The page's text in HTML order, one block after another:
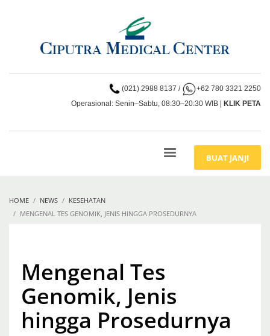
(021) 2988 8137 /
+62 780 3321 2250
Operasional: Senin–Sabtu, 08:30–20:30 WIB | KLIK PETA
BUAT JANJI
HOME NEWS
KESEHATAN
MENGENAL TES GENOMIK, JENIS HINGGA PROSEDURNYA
Mengenal Tes
Genomik, Jenis
hingga Prosedurnya